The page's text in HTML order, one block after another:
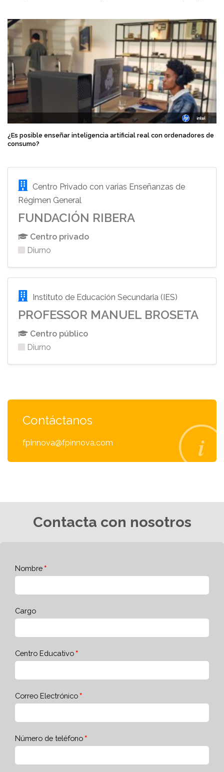
¿Es posible enseñar inteligencia artificial real con ordenadores de
consumo?
Centro Privado con varias Enseñanzas de
Régimen General
FUNDACIÓN RIBERA
Centro privado
Diurno
Instituto de Educación Secundaria (IES)
PROFESSOR MANUEL BROSETA
Centro público
Diurno
Contáctanos
fpinnova@fpinnova.com
Contacta con nosotros
Nombre
Cargo
Centro Educativo
Correo Electrónico
Número de teléfono